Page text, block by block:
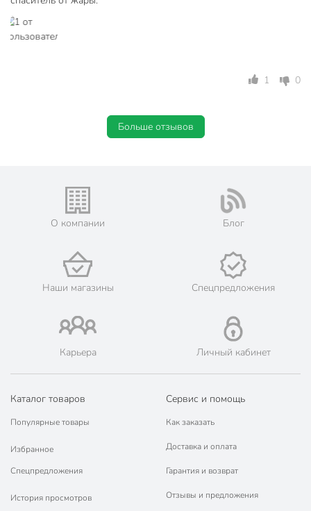
1 0
Больше отзывов
О компании Блог
Наши магазины Спецпредложения
Карьера Личный кабинет
Каталог товаров
Популярные товары
Избранное
Спецпредложения
История просмотров
Сервис и помощь
Как заказать
Доставка и оплата
Гарантия и возврат
Отзывы и предложения